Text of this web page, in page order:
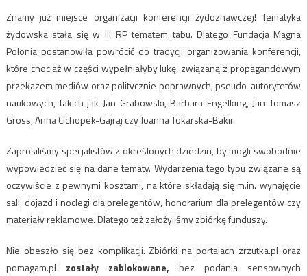
Znamy już miejsce organizacji konferencji żydoznawczej! Tematyka
żydowska stała się w III RP tematem tabu. Dlatego Fundacja Magna
Polonia postanowiła powrócić do tradycji organizowania konferencji,
które chociaż w części wypełniałyby lukę, związaną z propagandowym
przekazem mediów oraz politycznie poprawnych, pseudo-autorytetów
naukowych, takich jak Jan Grabowski, Barbara Engelking, Jan Tomasz
Gross, Anna Cichopek-Gajraj czy Joanna Tokarska-Bakir.
Zaprosiliśmy specjalistów z określonych dziedzin, by mogli swobodnie
wypowiedzieć się na dane tematy. Wydarzenia tego typu związane są
oczywiście z pewnymi kosztami, na które składają się m.in. wynajęcie
sali, dojazd i noclegi dla prelegentów, honorarium dla prelegentów czy
materiały reklamowe. Dlatego też założyliśmy zbiórkę funduszy.
Nie obeszło się bez komplikacji. Zbiórki na portalach zrzutka.pl oraz
pomagam.pl zostały zablokowane, bez podania sensownych